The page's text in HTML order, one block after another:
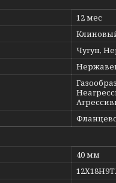
12 мес
Чугун,
40 мм